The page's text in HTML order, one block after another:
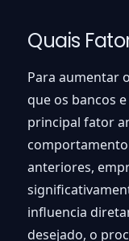
Quais
Para aumentar
que os bancos
principal fator
anteriores,
influencia
desejado, o